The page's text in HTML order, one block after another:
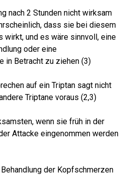
nach 2 Stunden nicht wirksam
dass sie bei diesem
wirkt, und es wäre sinnvoll, eine
oder eine
in Betracht zu ziehen (3)
auf ein Triptan sagt nicht
Triptane voraus (2,3)
wenn sie früh in der
Attacke eingenommen werden
der Kopfschmerzen